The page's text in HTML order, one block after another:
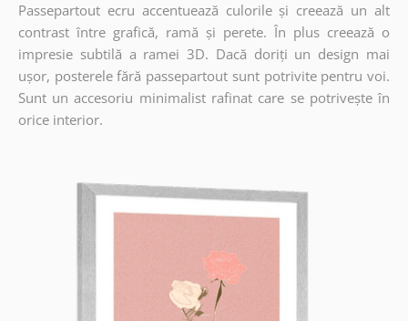
Passepartout ecru accentuează culorile și creează un alt
contrast între grafică, ramă și perete. În plus creează o
impresie subtilă a ramei 3D. Dacă doriți un design mai
ușor, posterele fără passepartout sunt potrivite pentru voi.
Sunt un accesoriu minimalist rafinat care se potrivește în
orice interior.